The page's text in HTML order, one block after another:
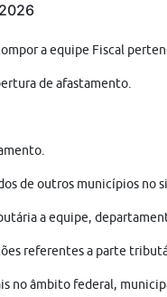
a equipe Fiscal
de afastamento.
de outros municípios no
a equipe,
referentes a parte
no âmbito federal,